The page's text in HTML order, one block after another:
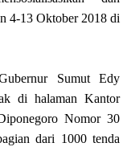
4-13 Oktober 2018 di
Sumut Edy
di halaman Kantor
Nomor 30
dari 1000 tenda